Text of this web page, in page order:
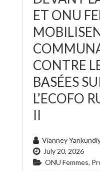
ET ONU
CONTRE
BASÉES
L’ECOFO
II
Vianney
July 20, 2026
ONU Femmes,